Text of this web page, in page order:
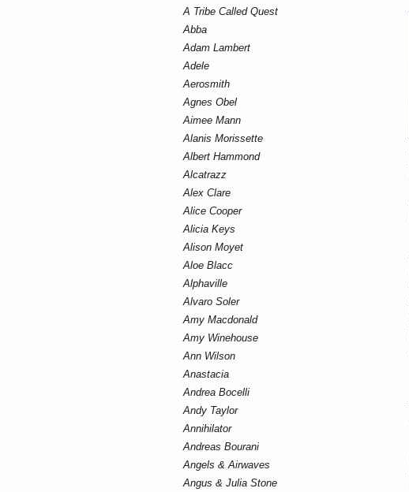
A Tribe Called Quest
Abba
Adam Lambert
Adele
Aerosmith
Agnes Obel
Aimee Mann
Alanis Morissette
Albert Hammond
Alcatrazz
Alex Clare
Alice Cooper
Alicia Keys
Alison Moyet
Aloe Blacc
Alphaville
Alvaro Soler
Amy Macdonald
Amy Winehouse
Ann Wilson
Anastacia
Andrea Bocelli
Andy Taylor
Annihilator
Andreas Bourani
Angels & Airwaves
Angus & Julia Stone